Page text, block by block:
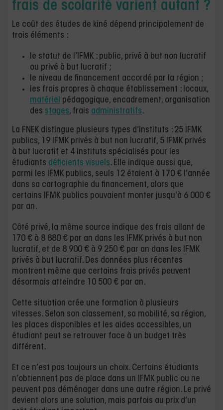
frais de scolarité varient autant ?
Le coût des études de kiné dépend principalement de
trois éléments :
le statut de l’IFMK : public, privé à but non lucratif
ou privé à but lucratif ;
le niveau de financement accordé par la région ;
les frais propres à chaque établissement : locaux,
matériel pédagogique, encadrement, organisation
des stages, frais administratifs.
La FNEK distingue plusieurs types d’instituts : 25 IFMK
publics, 19 IFMK privés à but non lucratif, 5 IFMK privés
à but lucratif et 4 instituts spécialisés pour les
étudiants déficients visuels. Elle indique aussi que,
parmi les IFMK publics, seuls 12 étaient à 170 € l’année
dans sa cartographie du financement, alors que
certains IFMK publics pouvaient monter jusqu’à 6 000 €
par an.
Côté privé, la même source indique des frais allant de
170 € à 8 880 € par an dans les IFMK privés à but non
lucratif, et de 8 900 € à 9 250 € par an dans les IFMK
privés à but lucratif. Des données plus récentes
montrent même que certains frais privés peuvent
désormais atteindre 10 500 € par an.
Cette situation crée une formation à plusieurs
vitesses. Selon son classement, sa mobilité, sa région,
les places disponibles et les aides accessibles, un
étudiant peut se retrouver face à un budget très
différent.
Et ce n’est pas toujours un choix. Certains étudiants
n’obtiennent pas de place dans un IFMK public ou ne
peuvent pas déménager dans une autre région. Le privé
devient alors une solution, mais parfois au prix d’un